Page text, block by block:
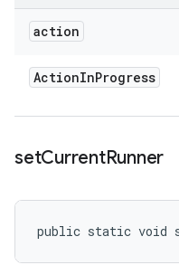
action
ActionInProgress
setCurrentRunner
public static void